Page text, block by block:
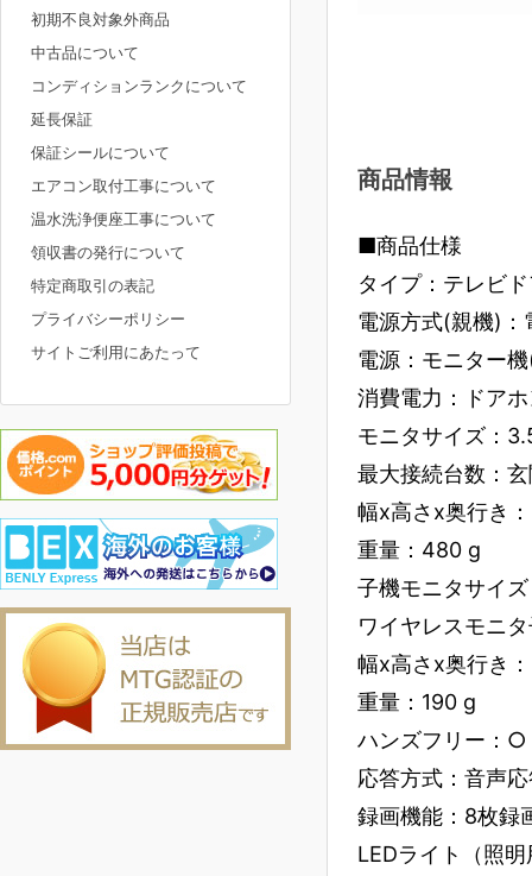
商品情報
■商品仕様
タイプ：テレビ
電源方式(親機)：
電源：モニター
消費電力：ドア
モニタサイズ：
最大接続台数：
幅x高さx奥行き
重量：480 g
子機モニタサイ
ワイヤレスモニ
幅x高さx奥行き
重量：190 g
ハンズフリー：○
応答方式：音声
録画機能：8枚録
LEDライト（照
初期不良対象外商品
中古品について
コンディションランクについて
延長保証
保証シールについて
エアコン取付工事について
温水洗浄便座工事について
領収書の発行について
特定商取引の表記
プライバシーポリシー
サイトご利用にあたって